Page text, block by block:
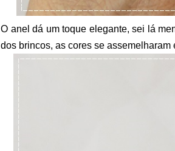
O anel dá um toque elegante, sei lá
dos brincos, as cores se assemelharam